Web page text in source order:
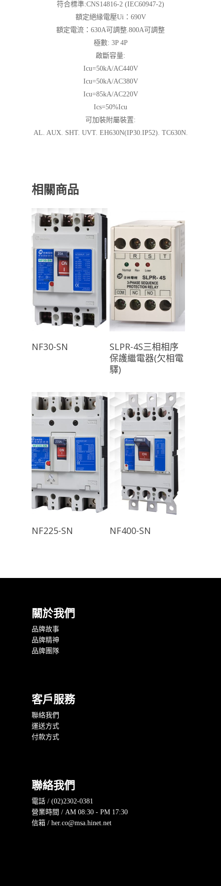
符合標準:CNS14816-2 (IEC60947-2)
額定絕緣電壓Ui：690V
額定電流：630A可調整.800A可調整
極數: 3P 4P
啟斷容量:
Icu=50kA/AC440V
Icu=50kA/AC380V
Icu=85kA/AC220V
Ics=50%Icu
可加裝附屬裝置:
AL. AUX. SHT. UVT. EH630N(IP30.IP52). TC630N.
相關商品
NF30-SN 查看內容
SLPR-4S三相相序
保護繼電器(欠相電
驛)
NF225-SN NF400-SN
關於我們
品牌故事
品牌精神
品牌團隊
客戶服務
聯絡我們
運送方式
付款方式
聯絡我們
電話 / (02)2302-0381
營業時間 / AM 08:30 - PM 17:30
信箱 / her.co@msa.hinet.net